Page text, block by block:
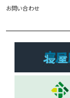
お問い合わせ